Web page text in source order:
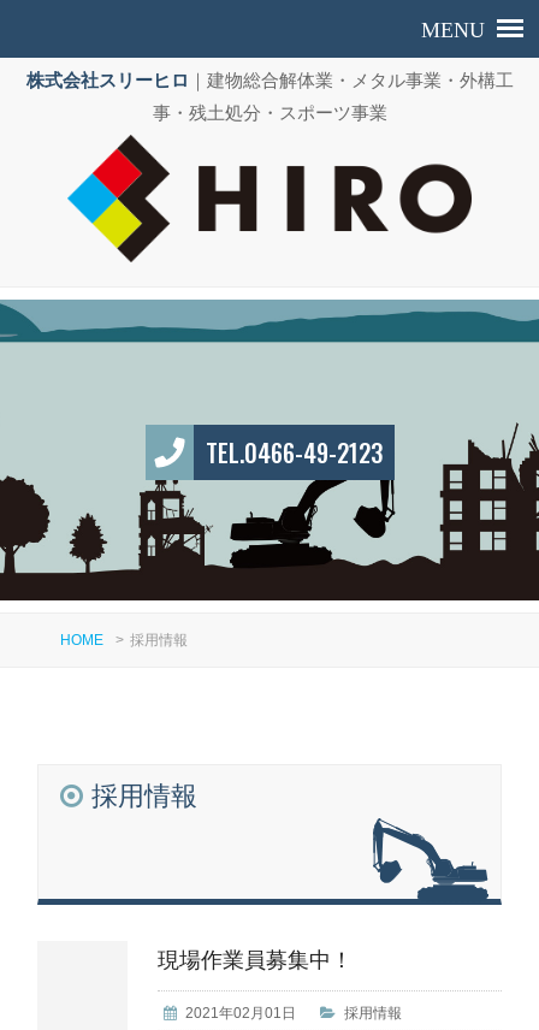
株式会社スリーヒロ ｜建物総合解体業・メタル事業・外構工
事・残土処分・スポーツ事業
TEL.0466-49-2123
HOME > 採用情報
採用情報
現場作業員募集中！
2021年02月01日 採用情報